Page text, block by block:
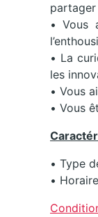
partager
• Vous
• La
les
• Vous
• Vous
• Type
•